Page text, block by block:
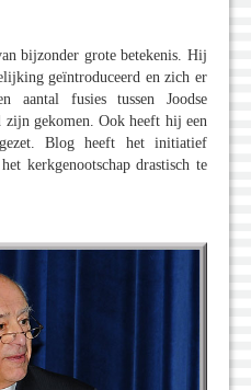
bijzonder grote betekenis. Hij
geïntroduceerd en zich er
aantal fusies tussen Joodse
zijn gekomen. Ook heeft hij een
Blog heeft het initiatief
kerkgenootschap drastisch te